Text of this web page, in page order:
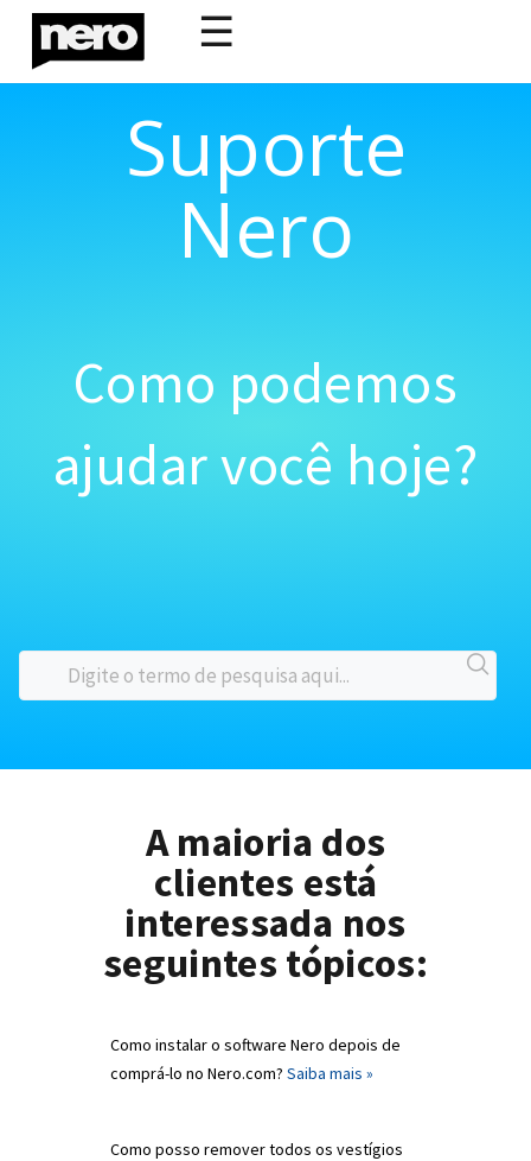
☰
Suporte
Nero
Como podemos
ajudar você hoje?
A maioria dos
clientes está
interessada nos
seguintes tópicos:
Como instalar o software Nero depois de
comprá-lo no Nero.com? Saiba mais »
Como posso remover todos os vestígios